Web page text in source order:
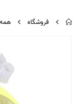
فروشگاه